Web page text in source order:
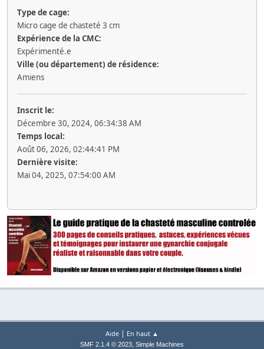
Type de cage:
Micro cage de chasteté 3 cm
Expérience de la CMC:
Expérimenté.e
Ville (ou département) de résidence:
Amiens
Inscrit le:
Décembre 30, 2024, 06:34:38 AM
Temps local:
Août 06, 2026, 02:44:41 PM
Dernière visite:
Mai 04, 2025, 07:54:00 AM
Aide | En haut ▲
SMF 2.1.4 © 2023, Simple Machines